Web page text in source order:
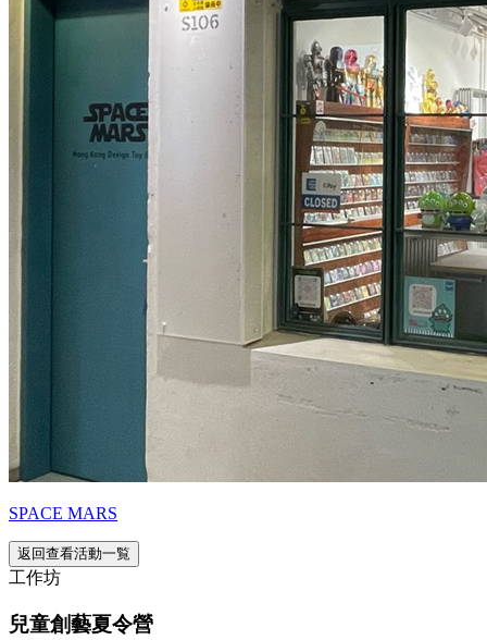
SPACE MARS
返回查看活動一覧
工作坊
兒童創藝夏令營